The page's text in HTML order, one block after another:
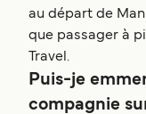
au départ de
que passager à
Travel.
Puis-je
compagnie